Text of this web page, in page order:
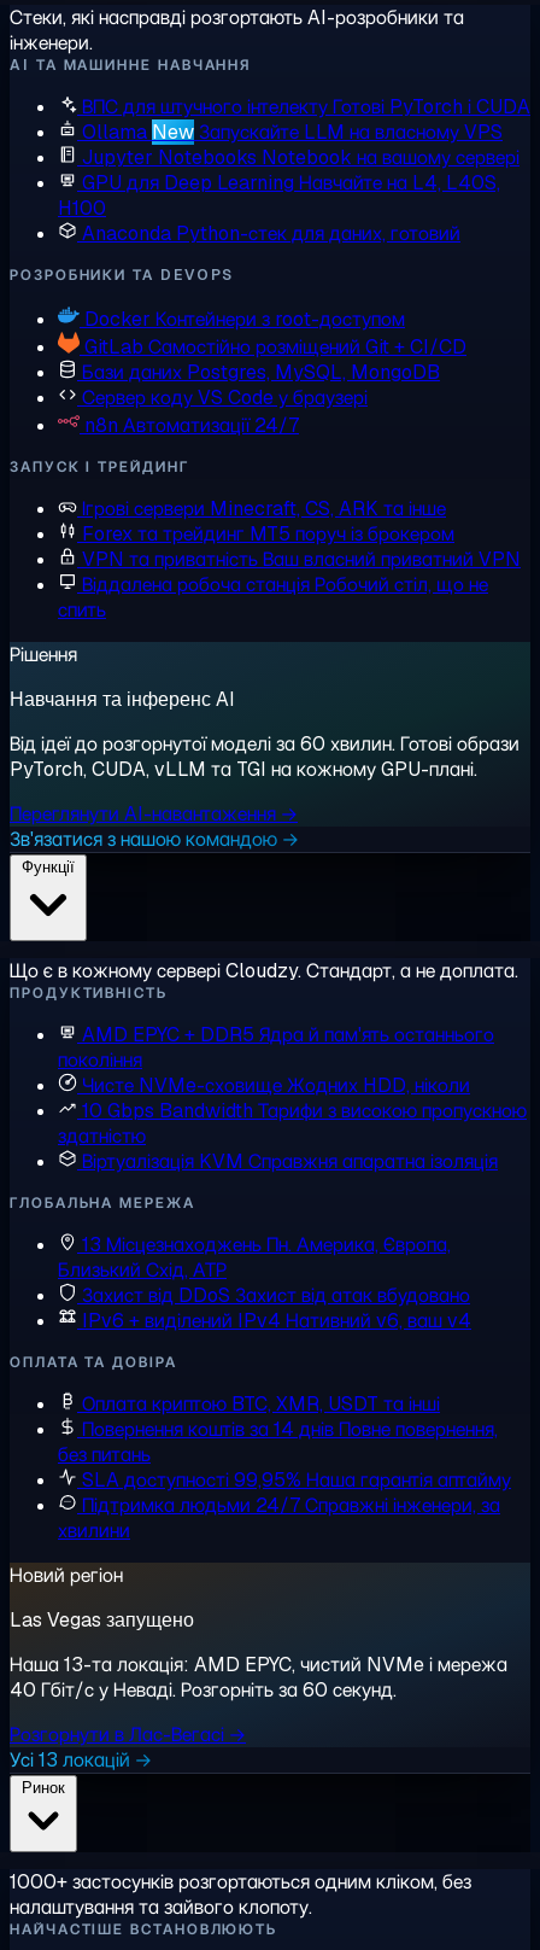
Стеки, які насправді розгортають AI-розробники та
інженери.
AI ТА МАШИННЕ НАВЧАННЯ
ВПС для штучного інтелектуГотові PyTorch і CUDA
Ollama NewЗапускайте LLM на власному VPS
Jupyter Notebooks Notebook на вашому сервері
GPU для Deep Learning Навчайте на L4, L40S,
H100
Anaconda Python-стек для даних, готовий
РОЗРОБНИКИ ТА DEVOPS
Docker Контейнери з root-доступом
GitLab Самостійно розміщений Git + CI/CD
Бази даних Postgres, MySQL, MongoDB
Сервер кодуVS Code у браузері
n8n Автоматизації 24/7
ЗАПУСК І ТРЕЙДИНГ
Ігрові сервери Minecraft, CS, ARK та інше
Forex та трейдинг MT5 поруч із брокером
VPN та приватністьВаш власний приватний VPN
Віддалена робоча станціяРобочий стіл, що не
спить
Рішення
Навчання та інференс AI
Від ідеї до розгорнутої моделі за 60 хвилин. Готові образи
PyTorch, CUDA, vLLM та TGI на кожному GPU-плані.
Переглянути AI-навантаження →
Зв'язатися з нашою командою →
Що є в кожному сервері Cloudzy. Стандарт, а не доплата.
ПРОДУКТИВНІСТЬ
AMD EPYC + DDR5 Ядра й пам'ять останнього
покоління
Чисте NVMe-сховищеЖодних HDD, ніколи
10 Gbps Bandwidth Тарифи з високою пропускною
здатністю
Віртуалізація KVM Справжня апаратна ізоляція
ГЛОБАЛЬНА МЕРЕЖА
13 Місцезнаходжень Пн. Америка, Європа,
Близький Схід, АТР
Захист від DDoS Захист від атак вбудовано
IPv6 + виділений IPv4 Нативний v6, ваш v4
ОПЛАТА ТА ДОВІРА
Оплата криптою BTC, XMR, USDT та інші
Повернення коштів за 14 днів Повне повернення,
без питань
SLA доступності 99,95% Наша гарантія аптайму
Підтримка людьми 24/7Справжні інженери, за
хвилини
Новий регіон
Las Vegas запущено
Наша 13-та локація: AMD EPYC, чистий NVMe і мережа
40 Гбіт/с у Неваді. Розгорніть за 60 секунд.
Розгорнути в Лас-Вегасі →
Усі 13 локацій →
1000+ застосунків розгортаються одним кліком, без
налаштування та зайвого клопоту.
НАЙЧАСТІШЕ ВСТАНОВЛЮЮТЬ